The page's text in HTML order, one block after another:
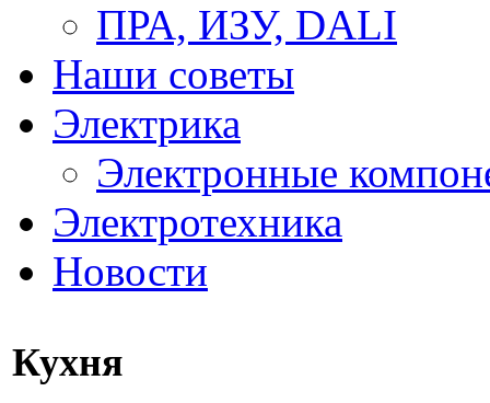
ПРА, ИЗУ, DALI
Наши советы
Электрика
Электронные
Электротехника
Новости
Кухня